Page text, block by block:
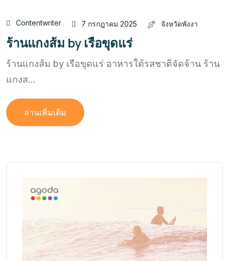
Contentwriter 7 กรกฎาคม 2025 จังหวัดพังงา
ร้านแกงส้ม by เรือขุดแร่
ร้านแกงส้ม by เรือขุดแร่ อาหารใต้รสชาติจัดจ้าน ร้าน
แกงส...
อ่านเพิ่มเติม